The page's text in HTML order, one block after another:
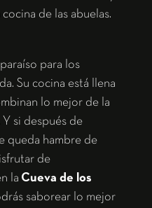
de las abuelas.
para los
Su cocina está llena
lo mejor de la
si después de
queda hambre de
de
la Cueva de los
saborear lo mejor